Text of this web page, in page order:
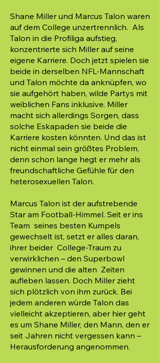
Shane Miller und Marcus Talon waren
auf dem College unzertrennlich. Als
Talon in die Profiliga aufstieg,
konzentrierte sich Miller auf seine
eigene Karriere. Doch jetzt spielen sie
beide in derselben NFL-Mannschaft
und Talon möchte da anknüpfen, wo
sie aufgehört haben, wilde Partys mit
weiblichen Fans inklusive. Miller
macht sich allerdings Sorgen, dass
solche Eskapaden sie beide die
Karriere kosten könnten. Und das ist
nicht einmal sein größtes Problem,
denn schon lange hegt er mehr als
freundschaftliche Gefühle für den
heterosexuellen Talon.
Marcus Talon ist der aufstrebende
Star am Football-Himmel. Seit er ins
Team seines besten Kumpels
gewechselt ist, setzt er alles daran,
ihrer beider College-Traum zu
verwirklichen – den Superbowl
gewinnen und die alten Zeiten
aufleben lassen. Doch Miller zieht
sich plötzlich von ihm zurück. Bei
jedem anderen würde Talon das
vielleicht akzeptieren, aber hier geht
es um Shane Miller, den Mann, den er
seit Jahren nicht vergessen kann –
Herausforderung angenommen.